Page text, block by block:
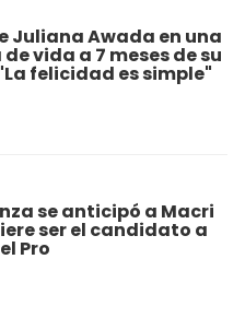
Juliana Awada en una
vida a 7 meses de su
felicidad es simple"
se anticipó a Macri
ser el candidato a
Pro